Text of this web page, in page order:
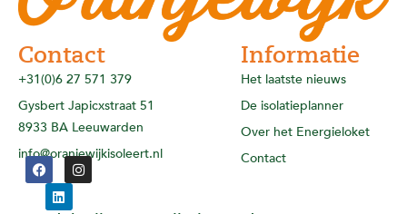
Contact
+31(0)6 27 571 379
Gysbert Japicxstraat 51
8933 BA Leeuwarden
info@oranjewijkisoleert.nl
F
a
I
n
i
n
Informatie
Het laatste nieuws
De isolatieplanner
Over het Energieloket
Contact